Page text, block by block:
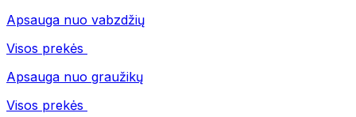
Apsauga nuo vabzdžių
Visos prekės
Apsauga nuo graužikų
Visos prekės